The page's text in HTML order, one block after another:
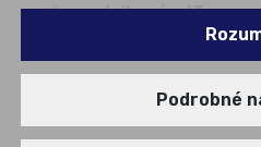
Podrobné
#1v podnikovém IT